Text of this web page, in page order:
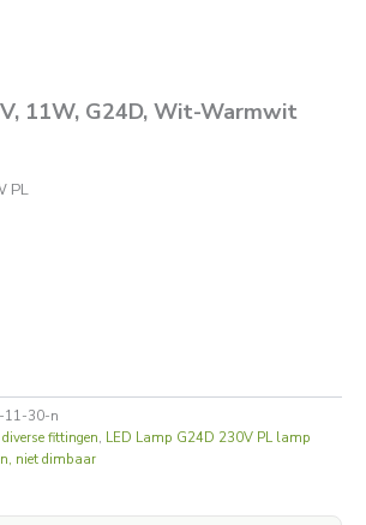
11W, G24D, Wit-Warmwit
PL
11-30-n
fittingen, LED Lamp G24D 230V PL lamp
niet dimbaar